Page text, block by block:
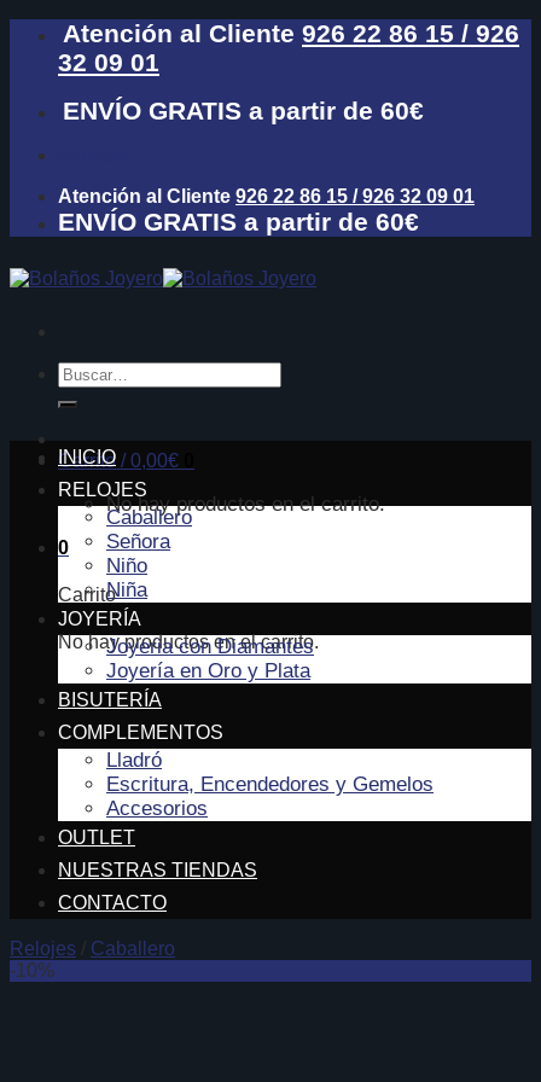
content
Atención al Cliente 926 22 86 15 / 926
32 09 01
ENVÍO GRATIS a partir de 60€
Atención al Cliente 926 22 86 15 / 926 32 09 01
ENVÍO GRATIS a partir de 60€
Buscar
por:
Carrito /0,00€
No hay productos en el carrito.
0
Carrito
No hay productos en el carrito.
INICIO
RELOJES
Caballero
Señora
Niño
Niña
JOYERÍA
Joyeria con Diamantes
Joyería en Oro y Plata
BISUTERÍA
COMPLEMENTOS
Lladró
Escritura, Encendedores y Gemelos
Accesorios
OUTLET
NUESTRAS TIENDAS
CONTACTO
Relojes / Caballero
-10%